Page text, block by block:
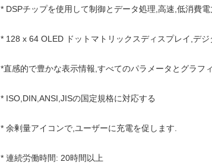
* DSPチップを使用して制御とデータ処理,高速,低消費電
* 128 x 64 OLED ドットマトリックスディスプレイ,デ
*直感的で豊かな表示情報,すべてのパラメータとグラフ
* ISO,DIN,ANSI,JISの国定規格に対応する
* 余剰量アイコンで,ユーザーに充電を促します.
* 連続労働時間: 20時間以上